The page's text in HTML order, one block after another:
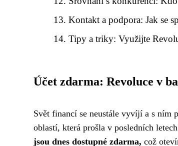
Kontakt a podpora: Jak se
Tipy a triky: Využijte
Účet zdarma: Revoluce v
Svět financí se neustále vyvíjí a s ním
oblastí, která prošla v posledních
jsou dnes dostupné zdarma, což